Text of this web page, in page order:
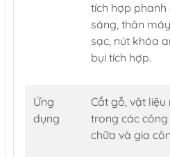
tích hợp phanh
sáng, thân
sạc, nút khóa
bụi tích hợp.
Ứng
dụng
Cắt gỗ, vật liệu
trong các
chữa và gia